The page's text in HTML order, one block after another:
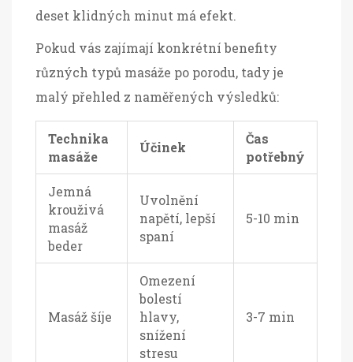
deset klidných minut má efekt.
Pokud vás zajímají konkrétní benefity
různých typů masáže po porodu, tady je
malý přehled z naměřených výsledků:
Technika
masáže
Účinek
Čas
potřebný
Jemná
krouživá
masáž
beder
Uvolnění
napětí, lepší
spaní
5-10 min
Masáž šíje
Omezení
bolestí
hlavy,
snížení
stresu
3-7 min